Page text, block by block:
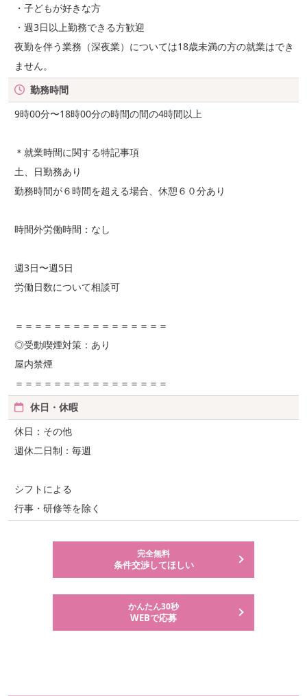
・子どもが好きな方
・週3日以上勤務できる方歓迎
夜勤を伴う業務（深夜業）については18歳未満の方の就業はでき
ません。
勤務時間
9時00分〜18時00分の時間の間の4時間以上
＊就業時間に関する特記事項
土、日勤務あり
勤務時間が６時間を超える場合、休憩６０分あり
時間外労働時間：なし
週3日〜週5日
労働日数について相談可
＝＝＝＝＝＝＝＝＝＝＝＝＝＝＝＝
◎受動喫煙対策：あり
屋内禁煙
＝＝＝＝＝＝＝＝＝＝＝＝＝＝＝＝
休日・休暇
休日：その他
週休二日制：毎週
シフトによる
行事・研修等を除く
完全無料
条件交渉してほしい
かんたん30秒
WEBで応募